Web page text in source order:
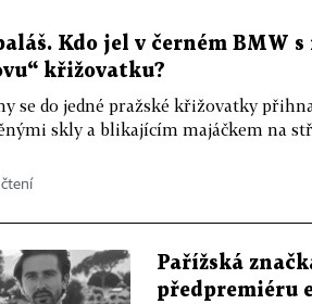
Kdo jel v černém BMW
křižovatku?
se do jedné pražské křižovatky
skly a blikajícím majáčkem na
Pařížská
předpremiéru